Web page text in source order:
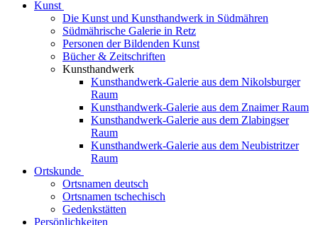
Kunst
Die Kunst und Kunsthandwerk in Südmähren
Südmährische Galerie in Retz
Personen der Bildenden Kunst
Bücher & Zeitschriften
Kunsthandwerk
Kunsthandwerk-Galerie aus dem Nikolsburger
Raum
Kunsthandwerk-Galerie aus dem Znaimer Raum
Kunsthandwerk-Galerie aus dem Zlabingser
Raum
Kunsthandwerk-Galerie aus dem Neubistritzer
Raum
Ortskunde
Ortsnamen deutsch
Ortsnamen tschechisch
Gedenkstätten
Persönlichkeiten